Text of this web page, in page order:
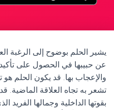
يشير الحلم بوضوح إلى الرغبة
عن حبيبها في الحصول على
والإعجاب بها. قد يكون الحلم هو
تشعر به تجاه العلاقة الماضية.
بقوتها الداخلية وجمالها الفريد